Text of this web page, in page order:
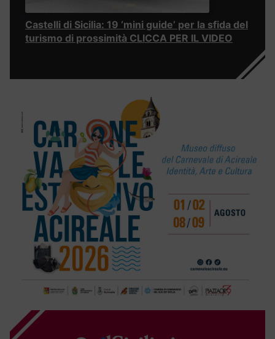
Castelli di Sicilia: 19 ‘mini guide’ per la sfida del
turismo di prossimità CLICCA PER IL VIDEO